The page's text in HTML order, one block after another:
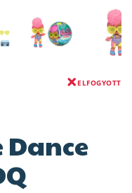
ELFOGYOTT
Dance